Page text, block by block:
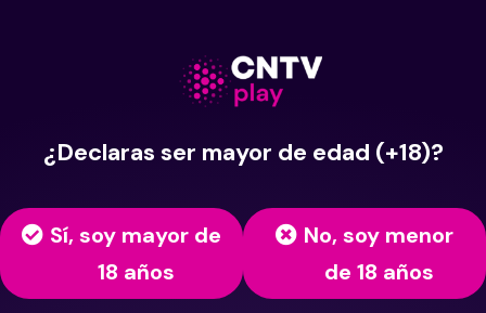
¿Declaras ser mayor de edad (+18)?
Sí, soy mayor de
18 años
No, soy menor
de 18 años